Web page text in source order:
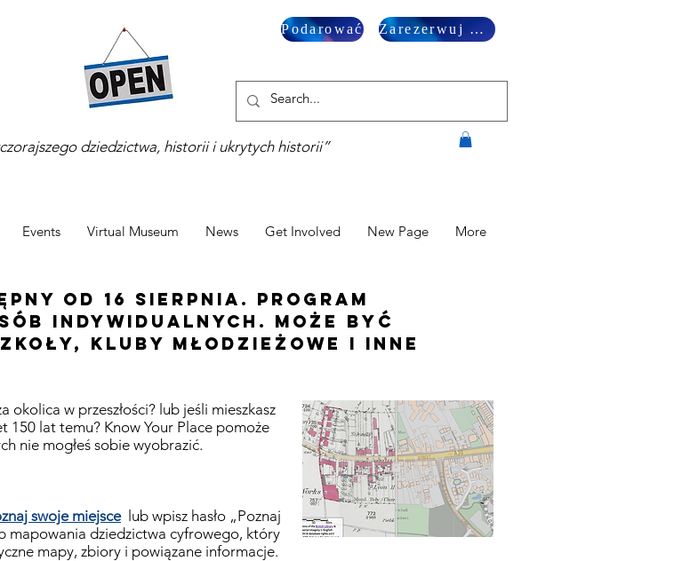
Podarować Zarezerwuj wizytę
dziedzictwa, historii i ukrytych historii”
Events Virtual Museum News Get Involved New Page More
od 16 sierpnia. program
indywidualnych. Może być
kluby młodzieżowe i inne
okolica w przeszłości? lub jeśli mieszkasz
150 lat temu? Know Your Place pomoże
nie mogłeś sobie wyobrazić.
swoje miejsce
lub wpisz hasło „Poznaj
mapowania dziedzictwa cyfrowego, który
mapy, zbiory i powiązane informacje.